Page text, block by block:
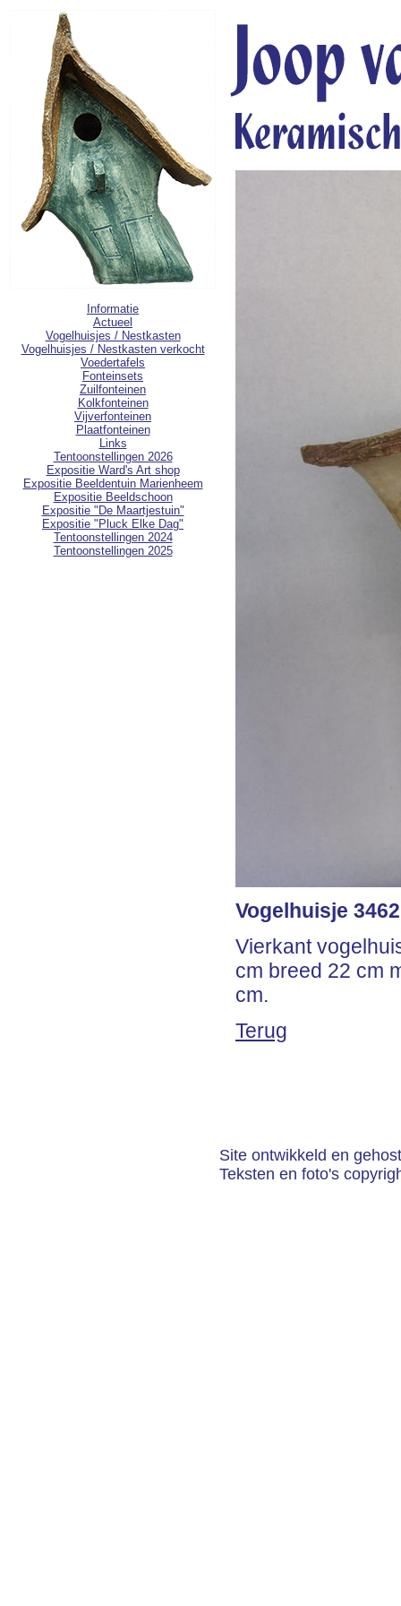
Informatie
Actueel
Vogelhuisjes / Nestkasten
Vogelhuisjes / Nestkasten verkocht
Voedertafels
Fonteinsets
Zuilfonteinen
Kolkfonteinen
Vijverfonteinen
Plaatfonteinen
Links
Tentoonstellingen 2026
Expositie Ward's Art shop
Expositie Beeldentuin Marienheem
Expositie Beeldschoon
Expositie "De Maartjestuin"
Expositie "Pluck Elke Dag"
Tentoonstellingen 2024
Tentoonstellingen 2025
Vogelhuisje
Vierkant
cm breed 22 cm
cm.
Terug
Site ontwikkeld en
Teksten en foto's